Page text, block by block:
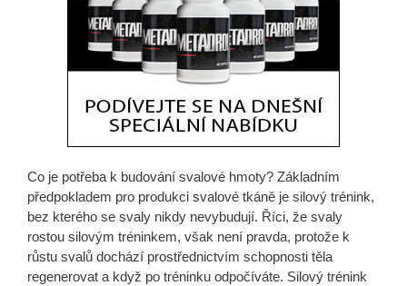
Co je potřeba k budování svalové hmoty? Základním
předpokladem pro produkci svalové tkáně je silový trénink,
bez kterého se svaly nikdy nevybudují. Říci, že svaly
rostou silovým tréninkem, však není pravda, protože k
růstu svalů dochází prostřednictvím schopnosti těla
regenerovat a když po tréninku odpočíváte. Silový trénink